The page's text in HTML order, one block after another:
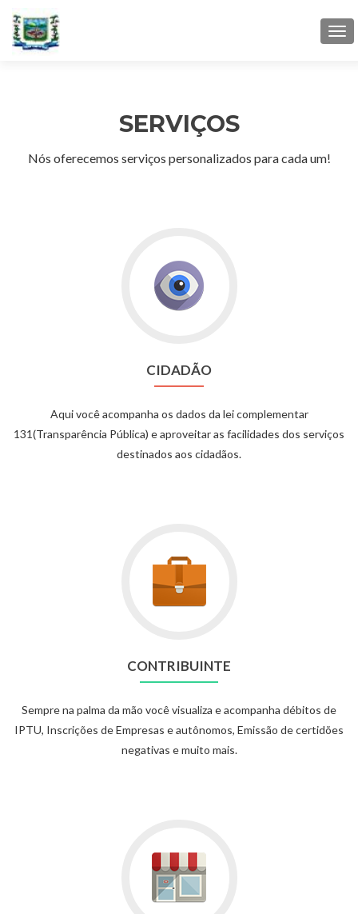
SERVIÇOS
Nós oferecemos serviços personalizados para cada um!
CIDADÃO
Aqui você acompanha os dados da lei complementar
131(Transparência Pública) e aproveitar as facilidades dos serviços
destinados aos cidadãos.
CONTRIBUINTE
Sempre na palma da mão você visualiza e acompanha débitos de
IPTU, Inscrições de Empresas e autônomos, Emissão de certidões
negativas e muito mais.